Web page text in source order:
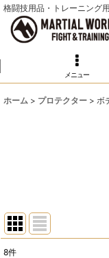
格闘技用品・トレーニング
メニュー
ホーム > プロテクター > ボ
8件